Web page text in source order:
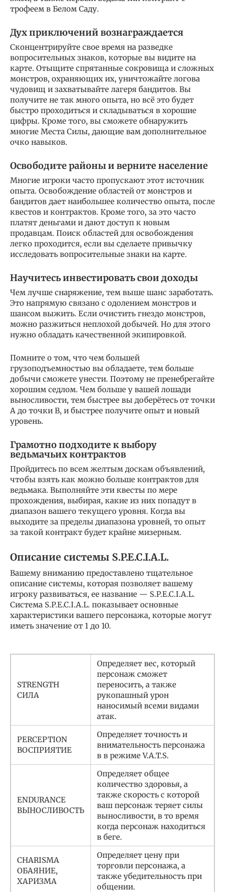
трофеем в Белом Саду.
Дух приключений вознаграждается
Сконцентрируйте свое время на разведке
вопросительных знаков, которые вы видите на
карте. Отыщите спрятанные сокровища и сложных
монстров, охраняющих их, уничтожайте логова
чудовищ и захватывайте лагеря бандитов. Вы
получите не так много опыта, но всё это будет
быстро проходиться и складываться в хорошие
цифры. Кроме того, вы сможете обнаружить
многие Места Силы, дающие вам дополнительное
очко навыков.
Освободите районы и верните население
Многие игроки часто пропускают этот источник
опыта. Освобождение областей от монстров и
бандитов дает наибольшее количество опыта, после
квестов и контрактов. Кроме того, за это часто
платят деньгами и дают доступ к новым
продавцам. Поиск областей для освобождения
легко проходится, если вы сделаете привычку
исследовать вопросительные знаки на карте.
Научитесь инвестировать свои доходы
Чем лучше снаряжение, тем выше шанс заработать.
Это напрямую связано с одолением монстров и
шансом выжить. Если очистить гнездо монстров,
можно разжиться неплохой добычей. Но для этого
нужно обладать качественной экипировкой.
Помните о том, что чем большей
грузоподъемностью вы обладаете, тем больше
добычи сможете унести. Поэтому не пренебрегайте
хорошим седлом. Чем больше у вашей лошади
выносливости, тем быстрее вы доберётесь от точки
А до точки В, и быстрее получите опыт и новый
уровень.
Грамотно подходите к выбору
ведьмачьих контрактов
Пройдитесь по всем желтым доскам объявлений,
чтобы взять как можно больше контрактов для
ведьмака. Выполняйте эти квесты по мере
прохождения, выбирая, какие из них попадут в
диапазон вашего текущего уровня. Когда вы
выходите за пределы диапазона уровней, то опыт
за такой контракт будет крайне мизерным.
Описание системы S.P.E.C.I.A.L.
Вашему вниманию предоставлено тщательное
описание системы, которая позволяет вашему
игроку развиваться, ее название — S.P.E.C.I.A.L.
Система S.P.E.C.I.A.L. показывает основные
характеристики вашего персонажа, которые могут
иметь значение от 1 до 10.
STRENGTH
СИЛА
Определяет вес, который
персонаж сможет
переносить, а также
рукопашный урон
наносимый всеми видами
атак.
PERCEPTION
ВОСПРИЯТИЕ
Определяет точность и
внимательность персонажа
в в режиме V.A.T.S.
ENDURANCE
ВЫНОСЛИВОСТЬ
Определяет общее
количество здоровья, а
также скорость с которой
ваш персонаж теряет силы
выносливости, в то время
когда персонаж находиться
в беге.
CHARISMA
ОБАЯНИЕ,
ХАРИЗМА
Определяет цену при
торговли персонажа, а
также убедительность при
общении.